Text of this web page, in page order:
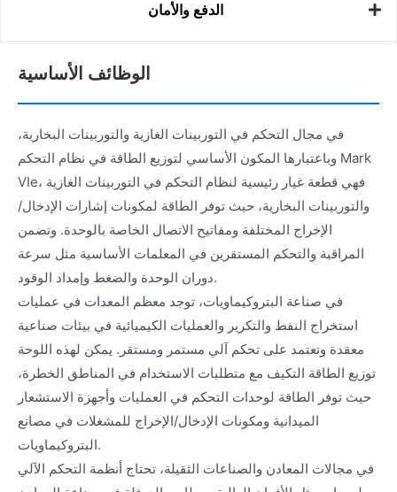
الدفع والأمان
الوظائف الأساسية
في مجال التحكم في التوربينات الغازية والتوربينات البخارية،
وباعتبارها المكون الأساسي لتوزيع الطاقة في نظام التحكم Mark
VIe، فهي قطعة غيار رئيسية لنظام التحكم في التوربينات الغازية
والتوربينات البخارية، حيث توفر الطاقة لمكونات إشارات الإدخال/
الإخراج المختلفة ومفاتيح الاتصال الخاصة بالوحدة. وتضمن
المراقبة والتحكم المستقرين في المعلمات الأساسية مثل سرعة
دوران الوحدة والضغط وإمداد الوقود.
في صناعة البتروكيماويات، توجد معظم المعدات في عمليات
استخراج النفط والتكرير والعمليات الكيميائية في بيئات صناعية
معقدة وتعتمد على تحكم آلي مستمر ومستقر. يمكن لهذه اللوحة
توزيع الطاقة التكيف مع متطلبات الاستخدام في المناطق الخطرة،
حيث توفر الطاقة لوحدات التحكم في العمليات وأجهزة الاستشعار
الميدانية ومكونات الإدخال/الإخراج للمشغلات في مصانع
البتروكيماويات.
في مجالات المعادن والصناعات الثقيلة، تحتاج أنظمة التحكم الآلي